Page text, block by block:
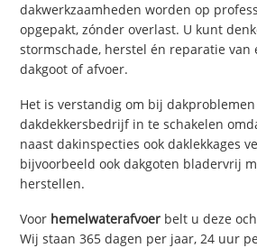
dakwerkzaamheden worden op
opgepakt, zónder overlast. U kunt
stormschade, herstel én reparatie van
dakgoot of afvoer.
Het is verstandig om bij
dakdekkersbedrijf in te schakelen
naast dakinspecties ook daklekkages
bijvoorbeeld ook dakgoten bladervrij
herstellen.
Voor hemelwaterafvoer belt u deze
Wij staan 365 dagen per jaar, 24 uur